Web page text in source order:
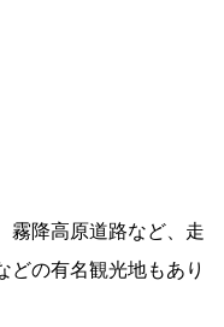
霧降高原道路など、走
どの有名観光地もあり